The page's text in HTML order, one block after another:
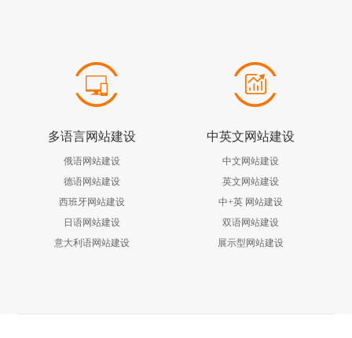
多语言网站建设
俄语网站建设
德语网站建设
西班牙网站建设
日语网站建设
意大利语网站建设
中英文网站建设
中文网站建设
英文网站建设
中+英 网站建设
双语网站建设
展示型网站建设